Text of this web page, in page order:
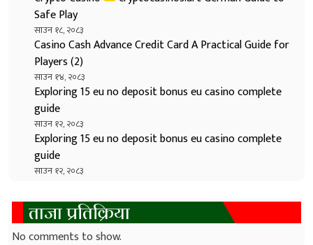
Safe Play
साउन १८, २०८३
Casino Cash Advance Credit Card A Practical Guide for
Players (2)
साउन १४, २०८३
Exploring 15 eu no deposit bonus eu casino complete
guide
साउन १२, २०८३
Exploring 15 eu no deposit bonus eu casino complete
guide
साउन १२, २०८३
ताजा प्रतिक्रिया
No comments to show.